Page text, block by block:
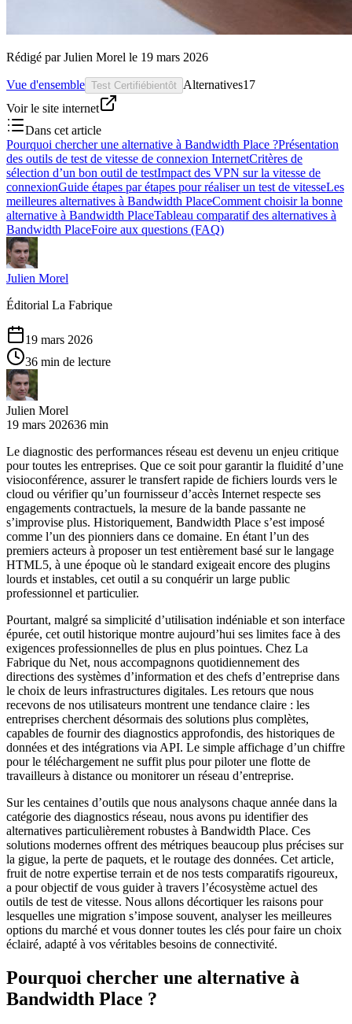
Rédigé par Julien Morel le 19 mars 2026
Vue d'ensemble Test Certifiébientôt Alternatives17
Voir le site internet
Dans cet article
Pourquoi chercher une alternative à Bandwidth Place ?Présentation
des outils de test de vitesse de connexion InternetCritères de
sélection d’un bon outil de testImpact des VPN sur la vitesse de
connexionGuide étapes par étapes pour réaliser un test de vitesseLes
meilleures alternatives à Bandwidth PlaceComment choisir la bonne
alternative à Bandwidth PlaceTableau comparatif des alternatives à
Bandwidth PlaceFoire aux questions (FAQ)
Julien Morel
Éditorial La Fabrique
19 mars 2026
36 min de lecture
Julien Morel
19 mars 202636 min
Le diagnostic des performances réseau est devenu un enjeu critique
pour toutes les entreprises. Que ce soit pour garantir la fluidité d’une
visioconférence, assurer le transfert rapide de fichiers lourds vers le
cloud ou vérifier qu’un fournisseur d’accès Internet respecte ses
engagements contractuels, la mesure de la bande passante ne
s’improvise plus. Historiquement, Bandwidth Place s’est imposé
comme l’un des pionniers dans ce domaine. En étant l’un des
premiers acteurs à proposer un test entièrement basé sur le langage
HTML5, à une époque où le standard exigeait encore des plugins
lourds et instables, cet outil a su conquérir un large public
professionnel et particulier.
Pourtant, malgré sa simplicité d’utilisation indéniable et son interface
épurée, cet outil historique montre aujourd’hui ses limites face à des
exigences professionnelles de plus en plus pointues. Chez La
Fabrique du Net, nous accompagnons quotidiennement des
directions des systèmes d’information et des chefs d’entreprise dans
le choix de leurs infrastructures digitales. Les retours que nous
recevons de nos utilisateurs montrent une tendance claire : les
entreprises cherchent désormais des solutions plus complètes,
capables de fournir des diagnostics approfondis, des historiques de
données et des intégrations via API. Le simple affichage d’un chiffre
pour le téléchargement ne suffit plus pour piloter une flotte de
travailleurs à distance ou monitorer un réseau d’entreprise.
Sur les centaines d’outils que nous analysons chaque année dans la
catégorie des diagnostics réseau, nous avons pu identifier des
alternatives particulièrement robustes à Bandwidth Place. Ces
solutions modernes offrent des métriques beaucoup plus précises sur
la gigue, la perte de paquets, et le routage des données. Cet article,
fruit de notre expertise terrain et de nos tests comparatifs rigoureux,
a pour objectif de vous guider à travers l’écosystème actuel des
outils de test de vitesse. Nous allons décortiquer les raisons pour
lesquelles une migration s’impose souvent, analyser les meilleures
options du marché et vous donner toutes les clés pour faire un choix
éclairé, adapté à vos véritables besoins de connectivité.
Pourquoi chercher une alternative à
Bandwidth Place ?